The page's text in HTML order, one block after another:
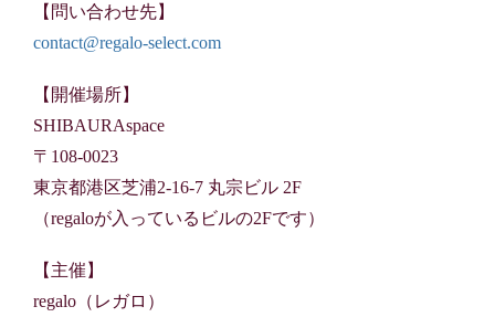
【問い合わせ先】
contact@regalo-select.com
【開催場所】
SHIBAURAspace
〒108-0023
東京都港区芝浦2-16-7 丸宗ビル 2F
（regaloが入っているビルの2Fです）
【主催】
regalo（レガロ）